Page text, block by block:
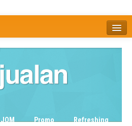
JOM Promo
Refreshing